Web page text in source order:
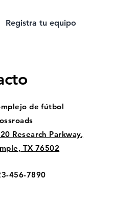
Registra tu equipo
de fútbol
Research Parkway,
TX 76502
456-7890